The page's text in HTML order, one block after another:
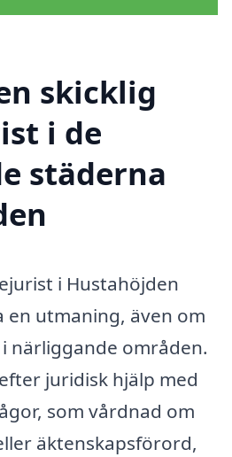
skicklig
i de
städerna
i Hustahöjden
en utmaning, även om
närliggande områden.
juridisk hjälp med
som vårdnad om
äktenskapsförord,